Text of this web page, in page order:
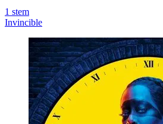
1 stem
Invincible